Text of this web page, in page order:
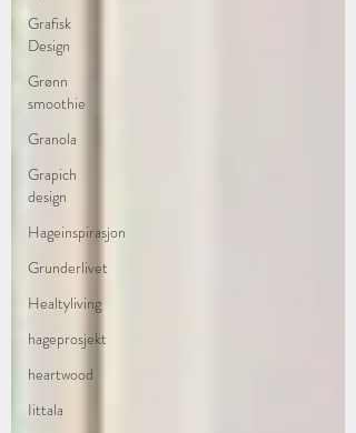
Grafisk
Design
Grønn
smoothie
Granola
Grapich
design
Hageinspirasjon
Grunderlivet
Healtyliving
hageprosjekt
heartwood
Iittala